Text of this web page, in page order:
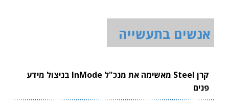
אנשים בתעשייה
קרן Steel מאשימה את מנכ"ל InMode בניצול מידע
פנים